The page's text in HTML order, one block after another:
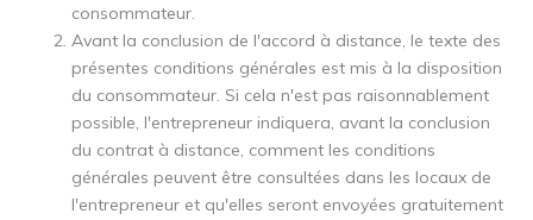
consommateur.
Avant la conclusion de l'accord à distance, le texte des
présentes conditions générales est mis à la disposition
du consommateur. Si cela n'est pas raisonnablement
possible, l'entrepreneur indiquera, avant la conclusion
du contrat à distance, comment les conditions
générales peuvent être consultées dans les locaux de
l'entrepreneur et qu'elles seront envoyées gratuitement